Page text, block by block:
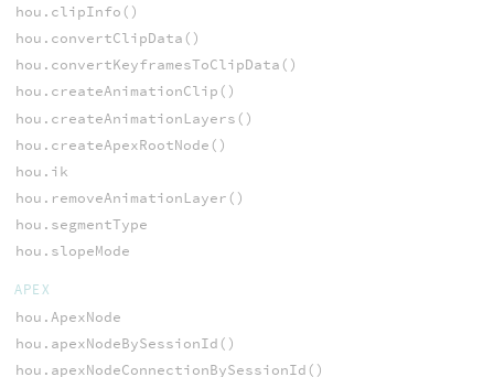
hou.clipInfo()
hou.convertClipData()
hou.convertKeyframesToClipData()
hou.createAnimationClip()
hou.createAnimationLayers()
hou.createApexRootNode()
hou.ik
hou.removeAnimationLayer()
hou.segmentType
hou.slopeMode
APEX
hou.ApexNode
hou.apexNodeBySessionId()
hou.apexNodeConnectionBySessionId()